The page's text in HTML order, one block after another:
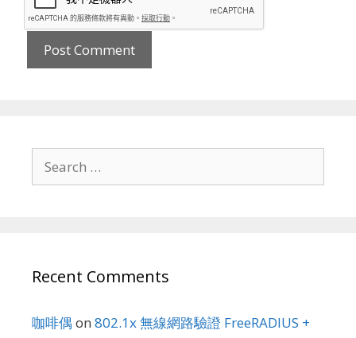
for:
Recent Comments
咖啡偶 on 802.1x 無線網路驗證 FreeRADIUS +